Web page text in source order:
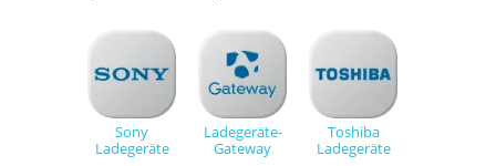
Sony
Ladegeräte
Ladegeräte-
Gateway
Toshiba
Ladegeräte